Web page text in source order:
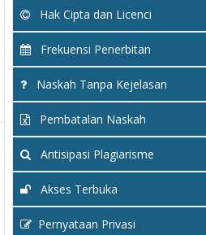
Hak Cipta dan Licenci
Frekuensi Penerbitan
Naskah Tanpa Kejelasan
Pembatalan Naskah
Antisipasi Plagiarisme
Akses Terbuka
Pernyataan Privasi